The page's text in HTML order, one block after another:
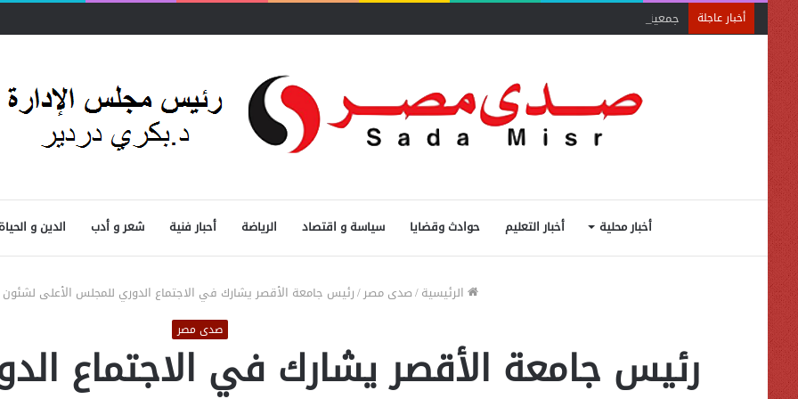
أخبار عاجلة جمعية الخبراء: 5 مميزات ضريبية في مبادرة «مزرعتك في مصر»
أخبار محلية أخبار التعليم حوادث وقضايا سياسة و اقتصاد الرياضة أحبار فنية شعر و أدب الدين و الحياة
الرئيسية/صدى مصر/رئيس جامعة الأقصر يشارك في الاجتماع الدوري للمجلس الأعلى لشئون
صدى مصر
رئيس جامعة الأقصر يشارك في الاجتماع